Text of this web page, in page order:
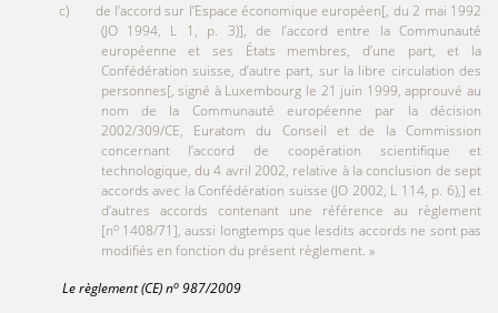
c) de l’accord sur l’Espace économique européen[, du 2 mai 1992
(JO 1994, L 1, p. 3)], de l’accord entre la Communauté
européenne et ses États membres, d’une part, et la
Confédération suisse, d’autre part, sur la libre circulation des
personnes[, signé à Luxembourg le 21 juin 1999, approuvé au
nom de la Communauté européenne par la décision
2002/309/CE, Euratom du Conseil et de la Commission
concernant l’accord de coopération scientifique et
technologique, du 4 avril 2002, relative à la conclusion de sept
accords avec la Confédération suisse (JO 2002, L 114, p. 6),] et
d’autres accords contenant une référence au règlement
[no1408/71], aussi longtemps que lesdits accords ne sont pas
modifiés en fonction du présent règlement. »
Le règlement(CE)no987/2009